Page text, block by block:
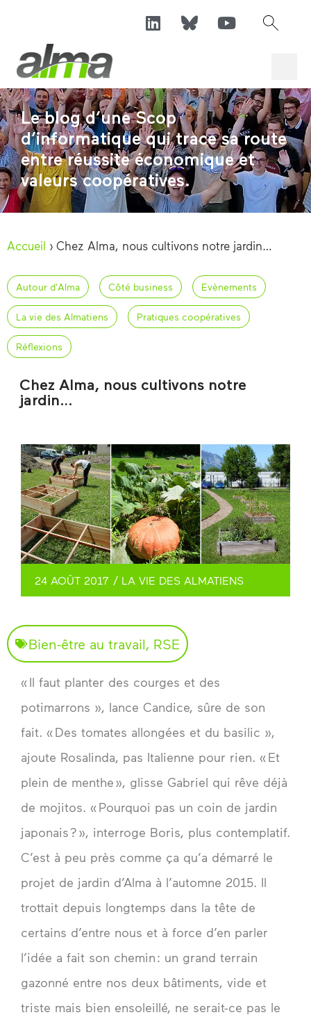
Le blog d’une Scop
d’informatique qui trace sa route
entre réussite économique et
valeurs coopératives.
Accueil › Chez Alma, nous cultivons notre jardin…
Autour d'Alma Côté business Evènements
La vie des Almatiens Pratiques coopératives
Réflexions
Chez Alma, nous cultivons notre
jardin…
24 AOÛT 2017 / LA VIE DES ALMATIENS
Bien-être au travail, RSE
« Il faut planter des courges et des
potimarrons », lance Candice, sûre de son
fait. « Des tomates allongées et du basilic »,
ajoute Rosalinda, pas Italienne pour rien. « Et
plein de menthe », glisse Gabriel qui rêve déjà
de mojitos. « Pourquoi pas un coin de jardin
japonais ? », interroge Boris, plus contemplatif.
C’est à peu près comme ça qu’a démarré le
projet de jardin d’Alma à l’automne 2015. Il
trottait depuis longtemps dans la tête de
certains d’entre nous et à force d’en parler
l’idée a fait son chemin : un grand terrain
gazonné entre nos deux bâtiments, vide et
triste mais bien ensoleillé, ne serait-ce pas le